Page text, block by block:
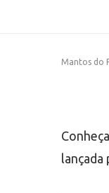
Mantos do
lançada